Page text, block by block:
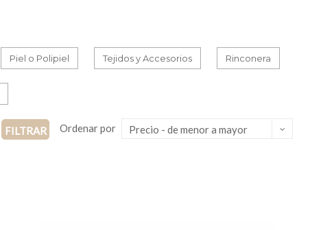
Piel o Polipiel Tejidos y Accesorios Rinconera
FILTRAR Ordenar por Precio - de menor a mayor